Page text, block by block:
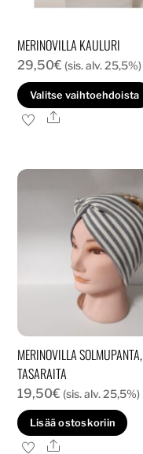
MERINOVILLA KAULURI
29,50€ (sis. alv. 25,5%)
Valitse vaihtoehdoista
Ale
MERINOVILLA SOLMUPANTA,
TASARAITA
19,50€ (sis. alv. 25,5%)
Lisää ostoskoriin
Ale